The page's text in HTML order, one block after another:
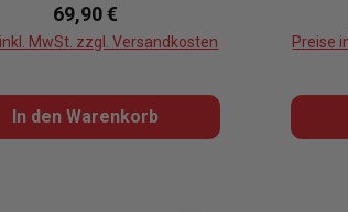
Regulärer Preis:
69,90 €
MwSt. zzgl. Versandkosten
In den Warenkorb
Preise